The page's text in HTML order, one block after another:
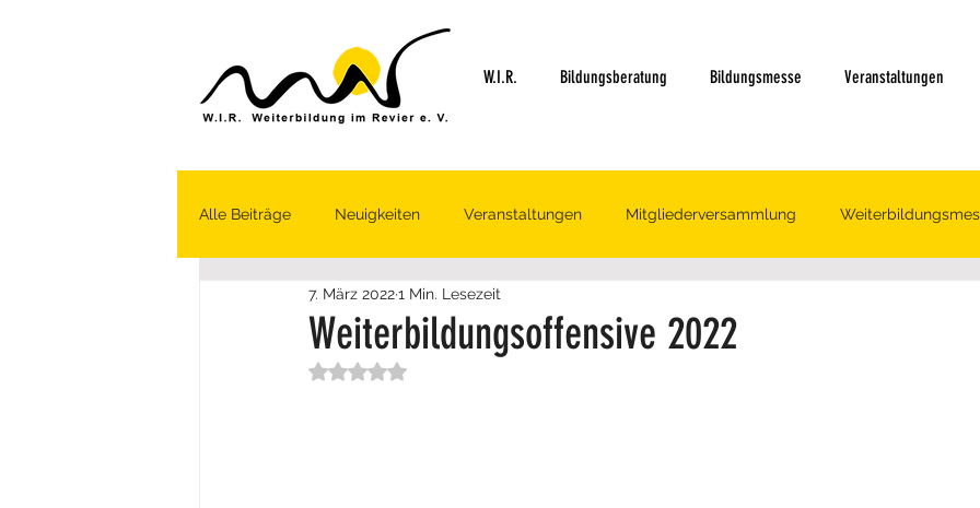
W.I.R. Bildungsberatung Bildungsmesse Veranstaltungen
Alle Beiträge Neuigkeiten Veranstaltungen Mitgliederversammlung
Weiterbildungsoffensive 2022
7. März 20221 Min. Lesezeit
Mit NaN von 5 Sternen bewertet.